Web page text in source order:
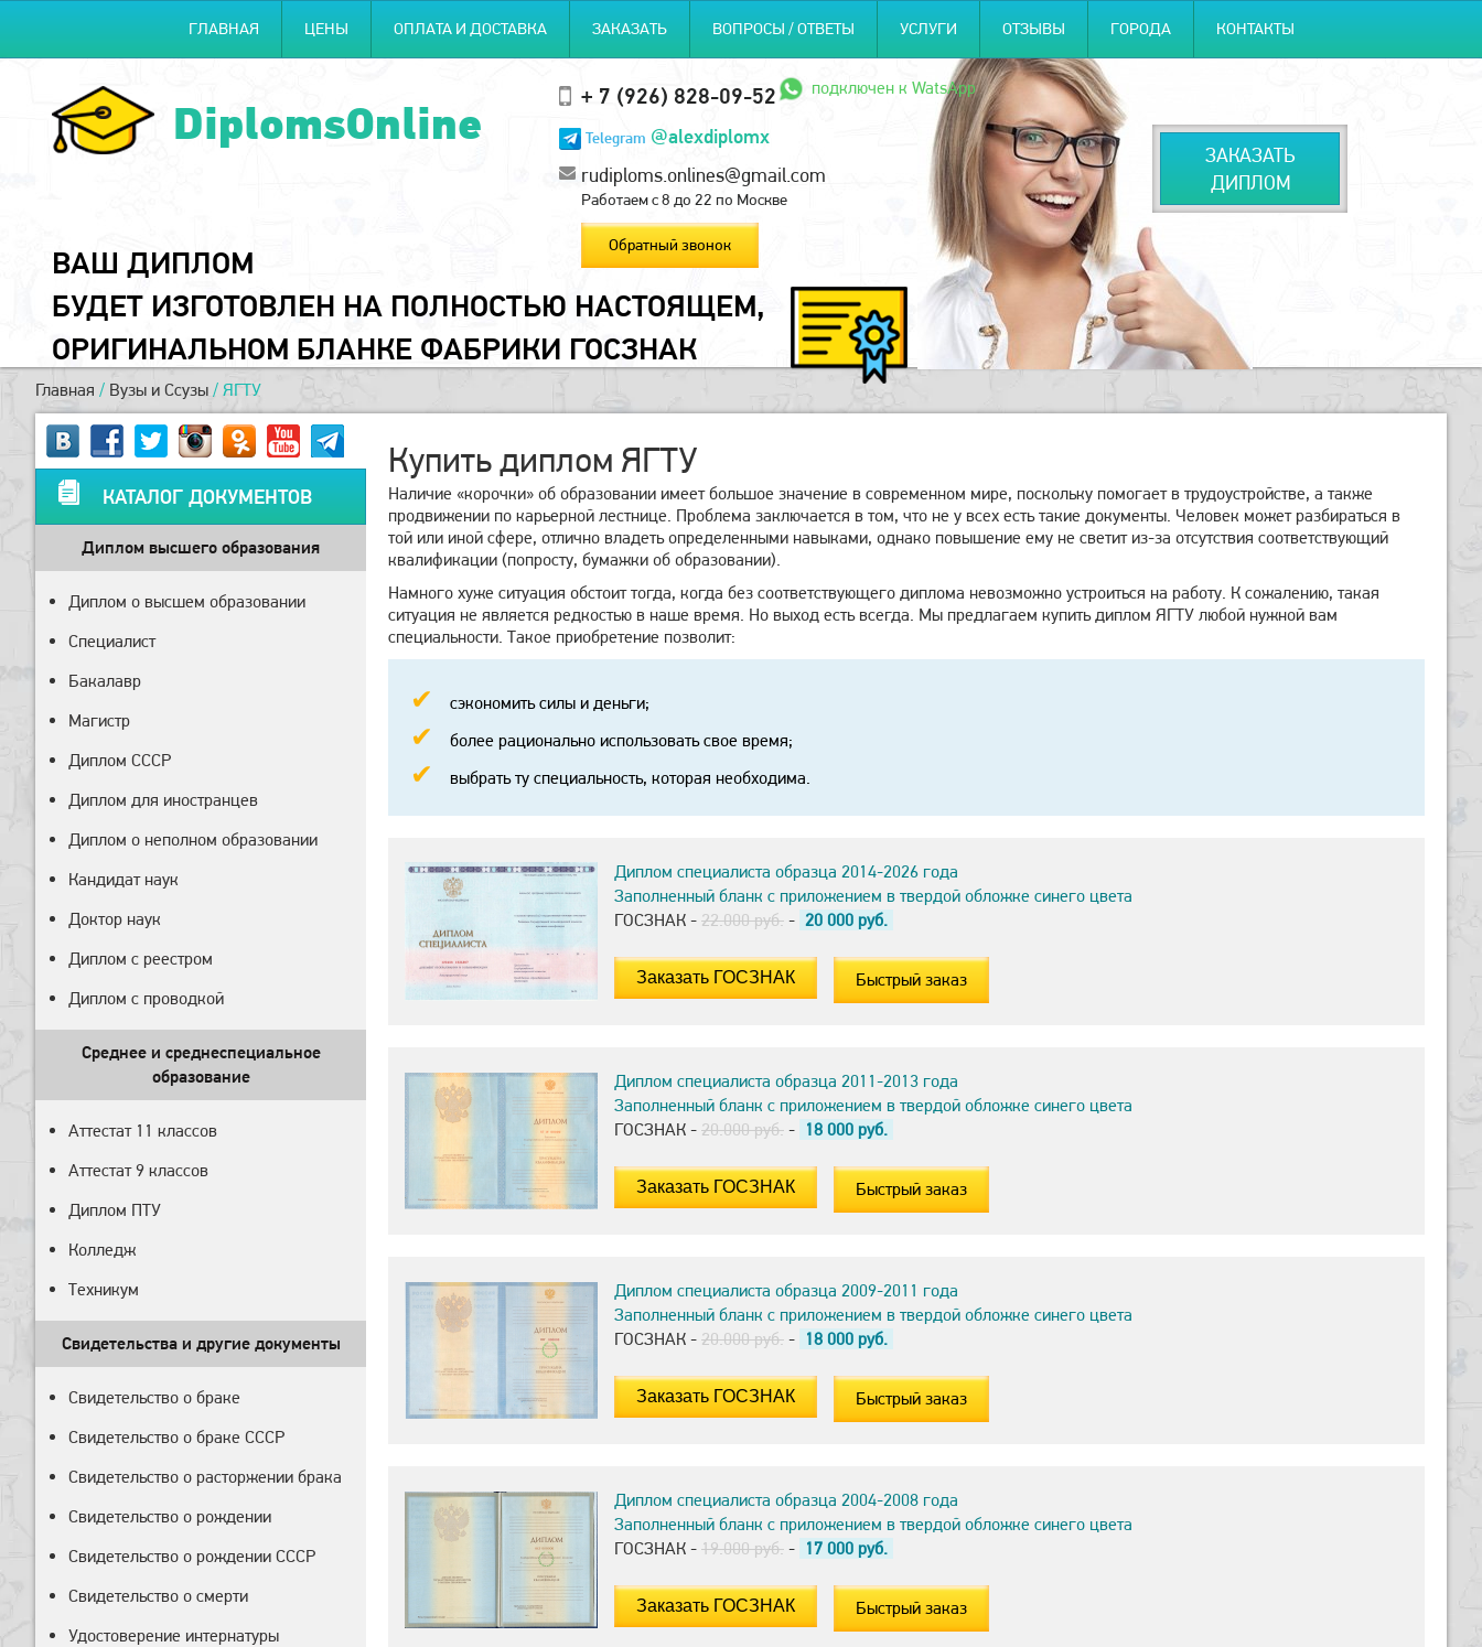
ГЛАВНАЯ ЦЕНЫ ОПЛАТА И ДОСТАВКА ЗАКАЗАТЬ ВОПРОСЫ / ОТВЕТЫ УСЛУГИ ОТЗЫВЫ ГОРОДА КОНТАКТЫ
DiplomsOnline + 7 (926) 828-09-52 подключен к WatsApp
Telegram @alexdiplomx
rudiploms.onlines@gmail.com
Работаем с 8 до 22 по Москве
Обратный звонок
ЗАКАЗАТЬ
ДИПЛОМ
ВАШ ДИПЛОМ
БУДЕТ ИЗГОТОВЛЕН НА ПОЛНОСТЬЮ НАСТОЯЩЕМ,
ОРИГИНАЛЬНОМ БЛАНКЕ ФАБРИКИ ГОСЗНАК
Главная / Вузы и Ссузы / ЯГТУ
Купить диплом ЯГТУ
Наличие «корочки» об образовании имеет большое значение в современном мире, поскольку помогает в трудоустройстве, а также
продвижении по карьерной лестнице. Проблема заключается в том, что не у всех есть такие документы. Человек может разбираться в
той или иной сфере, отлично владеть определенными навыками, однако повышение ему не светит из-за отсутствия соответствующий
квалификации (попросту, бумажки об образовании).
Намного хуже ситуация обстоит тогда, когда без соответствующего диплома невозможно устроиться на работу. К сожалению, такая
ситуация не является редкостью в наше время. Но выход есть всегда. Мы предлагаем купить диплом ЯГТУ любой нужной вам
специальности. Такое приобретение позволит:
сэкономить силы и деньги;
более рационально использовать свое время;
выбрать ту специальность, которая необходима.
Диплом специалиста образца 2014-2026 года
Заполненный бланк с приложением в твердой обложке синего цвета
ГОСЗНАК - 22.000 руб. - 20 000 руб.
Быстрый заказ
Диплом специалиста образца 2011-2013 года
Заполненный бланк с приложением в твердой обложке синего цвета
ГОСЗНАК - 20.000 руб. - 18 000 руб.
Быстрый заказ
Диплом специалиста образца 2009-2011 года
Заполненный бланк с приложением в твердой обложке синего цвета
ГОСЗНАК - 20.000 руб. - 18 000 руб.
Быстрый заказ
Диплом специалиста образца 2004-2008 года
Заполненный бланк с приложением в твердой обложке синего цвета
ГОСЗНАК - 19.000 руб. - 17 000 руб.
Быстрый заказ
КАТАЛОГ ДОКУМЕНТОВ
Диплом высшего образования
Диплом о высшем образовании
Специалист
Бакалавр
Магистр
Диплом СССР
Диплом для иностранцев
Диплом о неполном образовании
Кандидат наук
Доктор наук
Диплом с реестром
Диплом с проводкой
Среднее и среднеспециальное
образование
Аттестат 11 классов
Аттестат 9 классов
Диплом ПТУ
Колледж
Техникум
Свидетельства и другие документы
Свидетельство о браке
Свидетельство о браке СССР
Свидетельство о расторжении брака
Свидетельство о рождении
Свидетельство о рождении СССР
Свидетельство о смерти
Удостоверение интернатуры